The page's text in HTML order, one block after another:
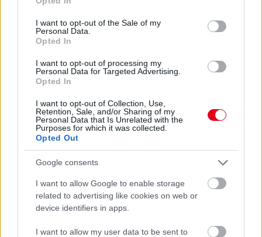
use your data for below specified purposes in below Google
consent section.
I want to opt-out of the Sale of my
Personal Data.
Opted In
I want to opt-out of processing my
Personal Data for Targeted Advertising.
Opted In
I want to opt-out of Collection, Use,
Retention, Sale, and/or Sharing of my
Personal Data that Is Unrelated with the
Purposes for which it was collected.
Opted Out
Google consents
I want to allow Google to enable storage
related to advertising like cookies on web or
device identifiers in apps.
I want to allow my user data to be sent to
Megvan, mikor kezdődik az F1-es Bahreini Nagydíj